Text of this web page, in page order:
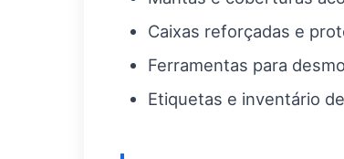
Caixas reforçadas e
Ferramentas para
Etiquetas e inventário